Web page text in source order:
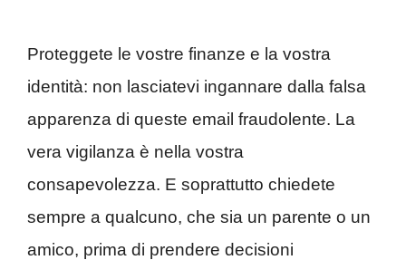
Proteggete le vostre finanze e la vostra
identità: non lasciatevi ingannare dalla falsa
apparenza di queste email fraudolente. La
vera vigilanza è nella vostra
consapevolezza. E soprattutto chiedete
sempre a qualcuno, che sia un parente o un
amico, prima di prendere decisioni